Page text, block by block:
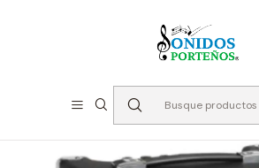
Instrumentos de Cuerda